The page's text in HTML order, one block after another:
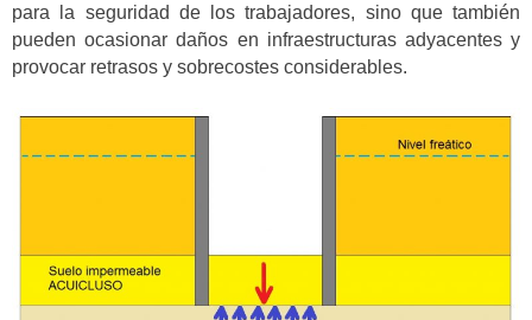
para la seguridad de los trabajadores, sino que también
pueden ocasionar daños en infraestructuras adyacentes y
provocar retrasos y sobrecostes considerables.